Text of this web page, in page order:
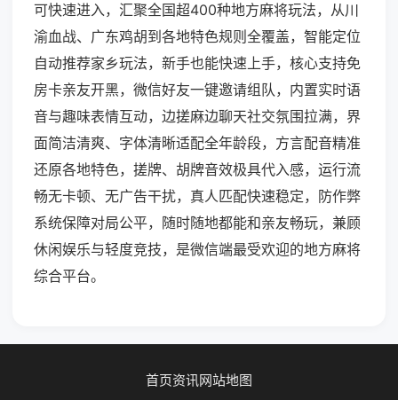
可快速进入，汇聚全国超400种地方麻将玩法，从川
渝血战、广东鸡胡到各地特色规则全覆盖，智能定位
自动推荐家乡玩法，新手也能快速上手，核心支持免
房卡亲友开黑，微信好友一键邀请组队，内置实时语
音与趣味表情互动，边搓麻边聊天社交氛围拉满，界
面简洁清爽、字体清晰适配全年龄段，方言配音精准
还原各地特色，搓牌、胡牌音效极具代入感，运行流
畅无卡顿、无广告干扰，真人匹配快速稳定，防作弊
系统保障对局公平，随时随地都能和亲友畅玩，兼顾
休闲娱乐与轻度竞技，是微信端最受欢迎的地方麻将
综合平台。
首页资讯网站地图